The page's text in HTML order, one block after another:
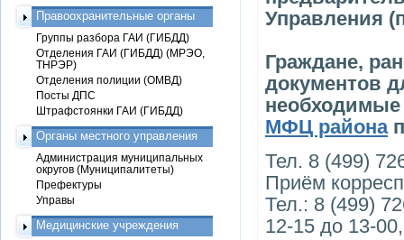
Управления
Граждане,
документов
необходимые
МФЦ района
Тел. 8 (499)
Приём
Тел.: 8 (499)
12-15 до 13-
Правоохранительные органы
Группы разбора ГАИ (ГИБДД)
Отделения ГАИ (ГИБДД) (МРЭО,
ТНРЭР)
Отделения полиции (ОМВД)
Посты ДПС
Штрафстоянки ГАИ (ГИБДД)
Органы местного управления
Администрация муниципальных
округов (Муниципалитеты)
Префектуры
Управы
Медицинские учреждения